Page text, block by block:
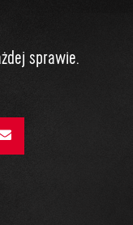
sprawie.